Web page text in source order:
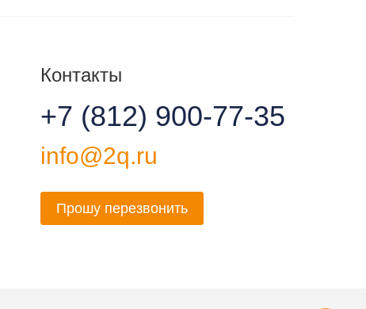
Контакты
+7 (812) 900-77-35
info@2q.ru
Прошу перезвонить